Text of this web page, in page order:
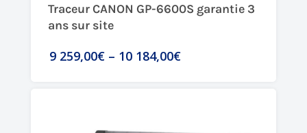
Traceur CANON GP-6600S garantie 3
ans sur site
9 259,00€ – 10 184,00€